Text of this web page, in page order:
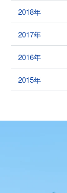
2018年
2017年
2016年
2015年